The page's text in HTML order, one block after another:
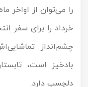
را می‌توان از اواخر
خرداد را برای سفر
چشم‌انداز
بادخیز است،
دلچسب دارد.